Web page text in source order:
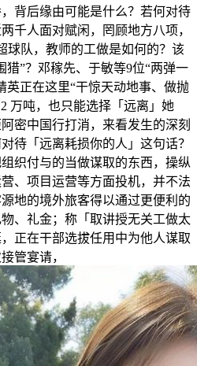
背后缘由可能是什么？若何对待
千人面对赋闲，罔顾地方八项，
球队，教师的工做是如何的？该
猎”？邓稼先、于敏等9位“两弹一
英正在这里“干惊天动地事、做抛
万吨，也只能选择「远离」她
密中国行打消，来看发生的深刻
待「远离耗损你的人」这句话？
织付与的当做谋取的东西，操纵
、项目运营等方面投机，并不法
地的境外旅客得以通过更便利的
、礼金；称「取讲授无关工做太
正在干部选拔任用中为他人谋取
管宴请，